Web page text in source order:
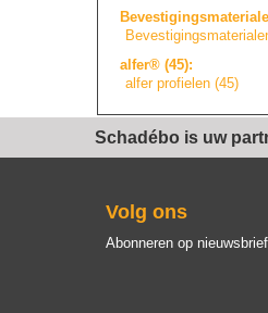
Bevestigingsmaterial e
Bevestigingsmateriale
alfer® (45):
alfer profielen (45)
Schadébo is uw
Volg ons
Abonneren op nieuwsbrief